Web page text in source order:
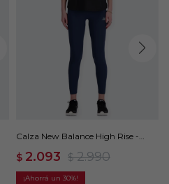
Calza New Balance High Rise -
$ 2.093 $ 2.990
30